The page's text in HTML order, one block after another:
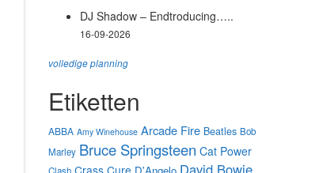
DJ Shadow – Endtroducing…..
16-09-2026
volledige planning
Etiketten
ABBA Amy Winehouse Arcade Fire Beatles Bob
Marley Bruce Springsteen Cat Power